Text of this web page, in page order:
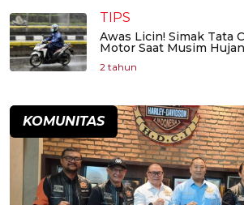
TIPS
Awas Licin! Simak Tata
Motor Saat Musim Hujan
2 tahun
KOMUNITAS